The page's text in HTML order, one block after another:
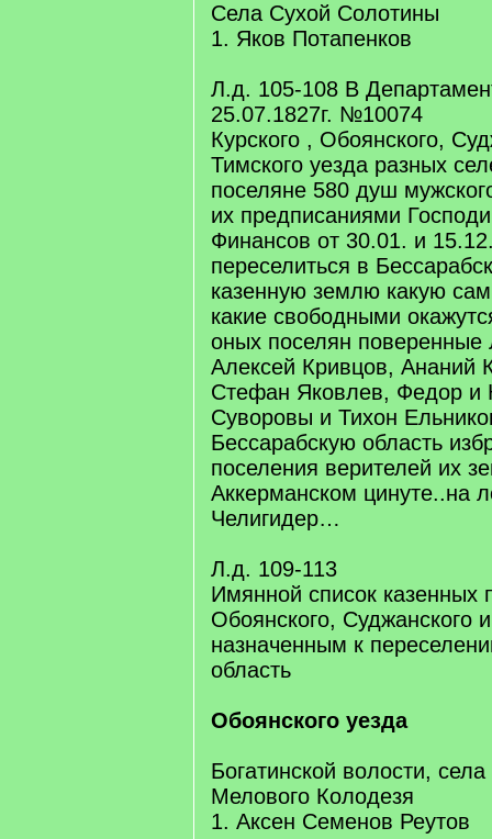
Села Сухой Солотины
1. Яков Потапенков
Л.д. 105-108 В
25.07.1827г. №10074
Курского , Обоянского,
Тимского уезда разных
поселяне 580 душ
их предписаниями
Финансов от 30.01. и
переселиться в
казенную землю какую
какие свободными
оных поселян
Алексей Кривцов, Ананий
Стефан Яковлев, Федор и
Суворовы и Тихон
Бессарабскую область
поселения верителей их
Аккерманском цинуте..на
Челигидер…
Л.д. 109-113
Имянной список казенных
Обоянского, Суджанского
назначенным к
область
Обоянского уезда
Богатинской волости,
Мелового Колодезя
1. Аксен Семенов Реутов